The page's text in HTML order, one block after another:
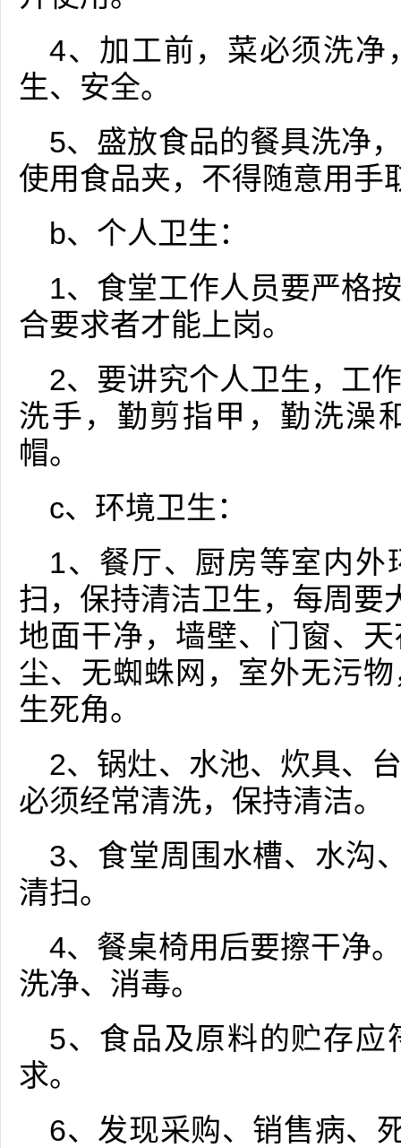
4、加工前，菜必须洗净
生、安全。
5、盛放食品的餐具洗净
使用食品夹，不得随意用手
b、个人卫生：
1、食堂工作人员要严格
合要求者才能上岗。
2、要讲究个人卫生，工
洗手，勤剪指甲，勤洗澡
帽。
c、环境卫生：
1、餐厅、厨房等室内
扫，保持清洁卫生，每周要
地面干净，墙壁、门窗、
尘、无蜘蛛网，室外无污
生死角。
2、锅灶、水池、炊具、
必须经常清洗，保持清洁。
3、食堂周围水槽、水沟
清扫。
4、餐桌椅用后要擦干净
洗净、消毒。
5、食品及原料的贮存应
求。
6、发现采购、销售病、